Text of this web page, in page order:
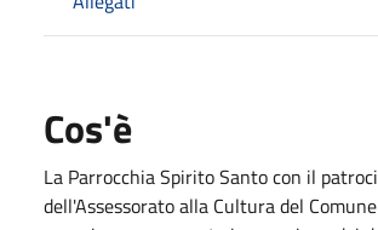
Cos'è
La Parrocchia Spirito Santo con il
dell'Assessorato alla Cultura del